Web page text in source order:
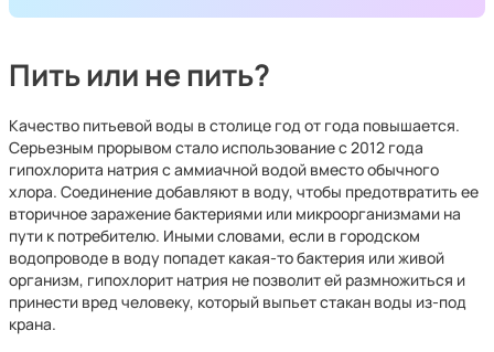
Пить или не пить?
Качество питьевой воды в столице год от года повышается.
Серьезным прорывом стало использование с 2012 года
гипохлорита натрия с аммиачной водой вместо обычного
хлора. Соединение добавляют в воду, чтобы предотвратить ее
вторичное заражение бактериями или микроорганизмами на
пути к потребителю. Иными словами, если в городском
водопроводе в воду попадет какая-то бактерия или живой
организм, гипохлорит натрия не позволит ей размножиться и
принести вред человеку, который выпьет стакан воды из-под
крана.